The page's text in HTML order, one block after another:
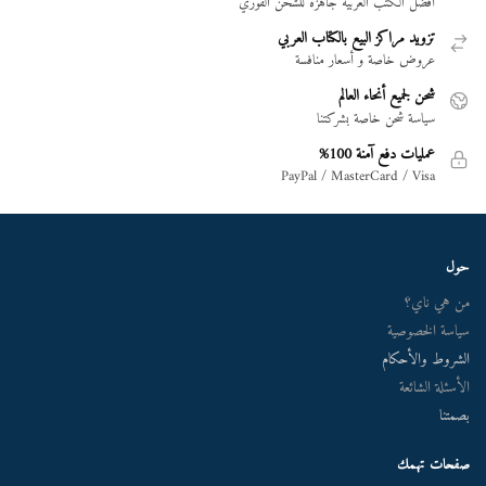
تزويد مراكز البيع بالكتاب العربي
عروض خاصة و أسعار منافسة
شحن لجميع أنحاء العالم
سياسة شحن خاصة بشركتنا
عمليات دفع آمنة 100%
PayPal / MasterCard / Visa
حول
من هي ناي؟
سياسة الخصوصية
الشروط والأحكام
الأسئلة الشائعة
بصمتنا
صفحات تهمك